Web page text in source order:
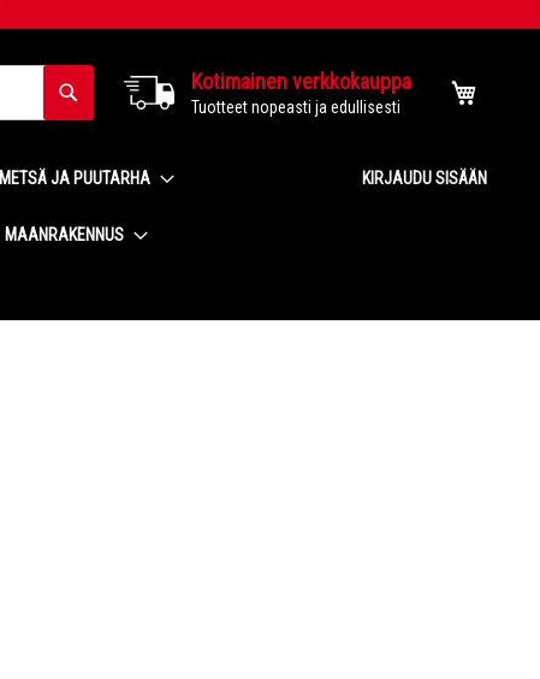
Kotimainen verkkokauppa
Tuotteet nopeasti ja edullisesti
METSÄ JA PUUTARHA
MAANRAKENNUS
KIRJAUDU SISÄÄN